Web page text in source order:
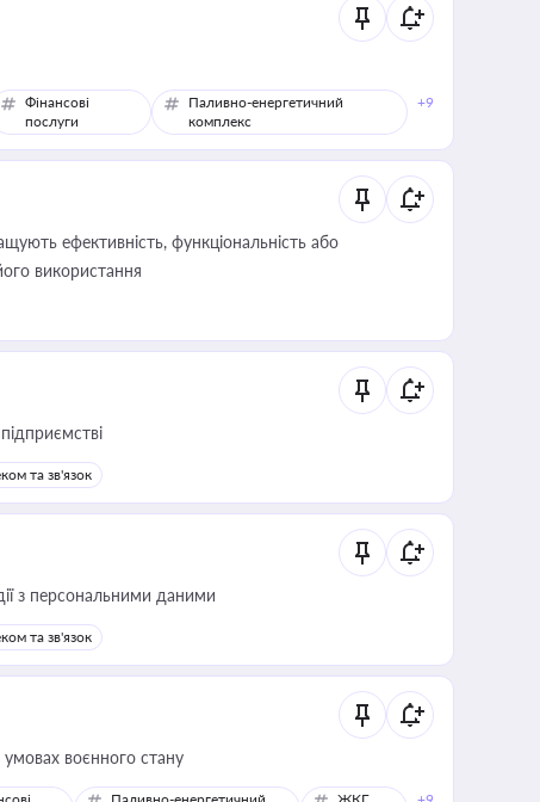
Фінансові
послуги
Паливно-енергетичний
комплекс
+9
ефективність, функціональність або
використання
та зв'язок
з персональними даними
та зв'язок
умовах воєнного стану